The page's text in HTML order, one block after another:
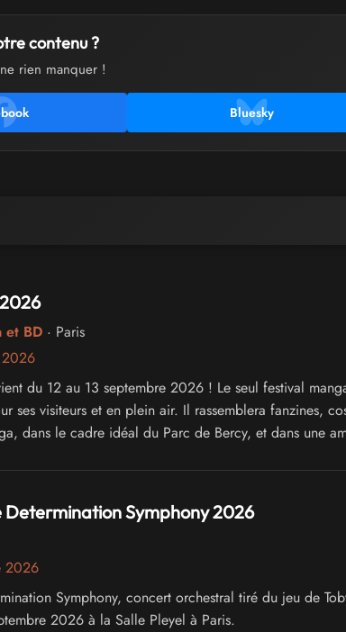
contenu ?
rien manquer !
Bluesky
et BD· Paris
du 12 au 13 septembre 2026 ! Le seul festival
ses visiteurs et en plein air. Il rassemblera fanzines,
dans le cadre idéal du Parc de Bercy, et dans une
Determination Symphony 2026
2026
Symphony, concert orchestral tiré du jeu de
2026 à la Salle Pleyel à Paris.